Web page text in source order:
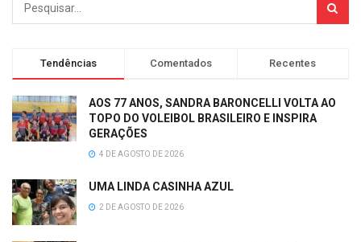
Tendências Comentados Recentes
AOS 77 ANOS, SANDRA BARONCELLI VOLTA AO
TOPO DO VOLEIBOL BRASILEIRO E INSPIRA
GERAÇÕES
4 DE AGOSTO DE 2026
UMA LINDA CASINHA AZUL
2 DE AGOSTO DE 2026